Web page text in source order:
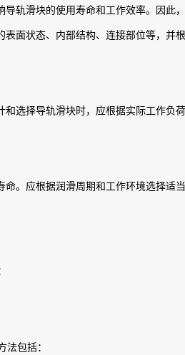
轨滑块的使用寿命和工作效率。因此
面状态、内部结构、连接部位等，并
选择导轨滑块时，应根据实际工作负
。应根据润滑周期和工作环境选择适
包括：